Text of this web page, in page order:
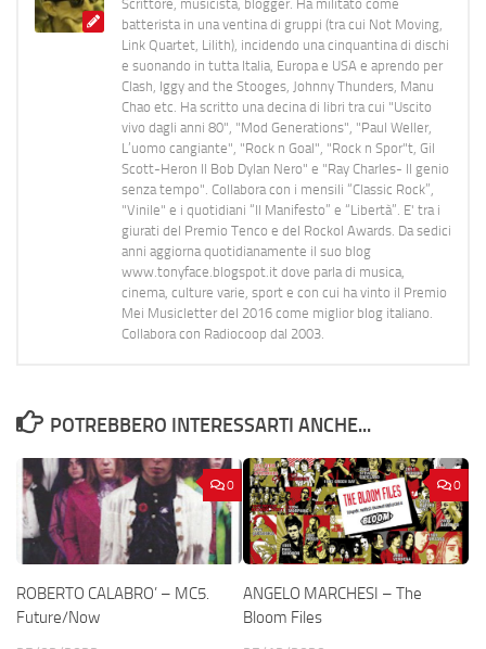
Scrittore, musicista, blogger. Ha militato come
batterista in una ventina di gruppi (tra cui Not Moving,
Link Quartet, Lilith), incidendo una cinquantina di dischi
e suonando in tutta Italia, Europa e USA e aprendo per
Clash, Iggy and the Stooges, Johnny Thunders, Manu
Chao etc. Ha scritto una decina di libri tra cui "Uscito
vivo dagli anni 80", "Mod Generations", "Paul Weller,
L’uomo cangiante", "Rock n Goal", "Rock n Spor"t, Gil
Scott-Heron Il Bob Dylan Nero" e "Ray Charles- Il genio
senza tempo". Collabora con i mensili “Classic Rock”,
"Vinile" e i quotidiani “Il Manifesto” e “Libertà”. E' tra i
giurati del Premio Tenco e del Rockol Awards. Da sedici
anni aggiorna quotidianamente il suo blog
www.tonyface.blogspot.it dove parla di musica,
cinema, culture varie, sport e con cui ha vinto il Premio
Mei Musicletter del 2016 come miglior blog italiano.
Collabora con Radiocoop dal 2003.
POTREBBERO INTERESSARTI ANCHE...
0
ROBERTO CALABRO’ – MC5.
Future/Now
0
ANGELO MARCHESI – The
Bloom Files